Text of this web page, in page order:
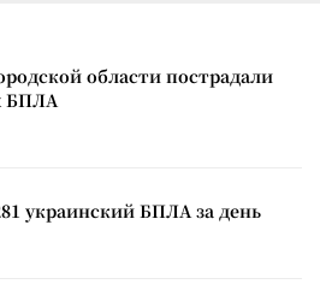
области пострадали
БПЛА
украинский БПЛА за день